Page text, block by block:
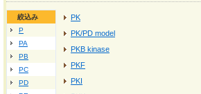
絞込み
P
PA
PB
PC
PD
PK
PK/PD model
PKB kinase
PKF
PKI